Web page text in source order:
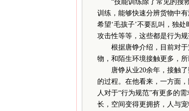
“技能训练除了常见的搜救
训练，能够快速分辨货物中
希望‘毛孩子’不要乱叫，独
攻击性等等，这些都是行为规
根据唐铮介绍，目前对于
物，和陌生环境接触更多，所
唐铮从业20余年，接触了
的过程。在他看来，一方面
人对于“行为规范”有更多的
长，空间变得更拥挤，人与